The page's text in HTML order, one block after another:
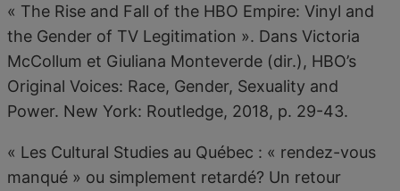
« The Rise and Fall of the HBO Empire: Vinyl and
the Gender of TV Legitimation ». Dans Victoria
McCollum et Giuliana Monteverde (dir.), HBO’s
Original Voices: Race, Gender, Sexuality and
Power. New York: Routledge, 2018, p. 29-43.
« Les Cultural Studies au Québec : « rendez-vous
manqué » ou simplement retardé? Un retour